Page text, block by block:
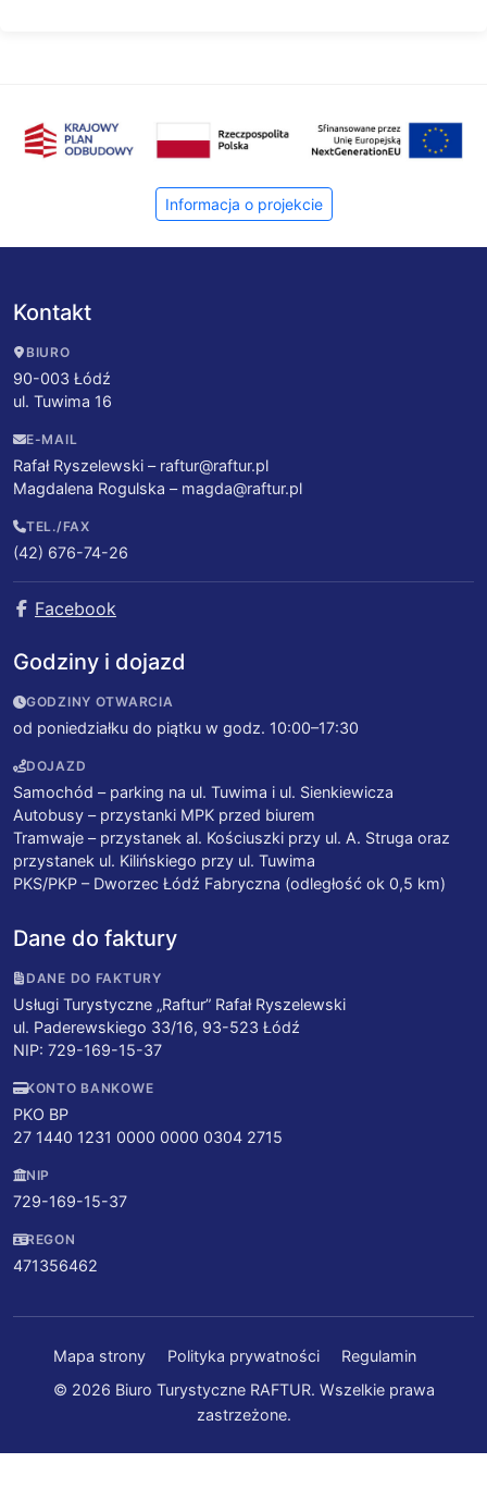
Informacja o projekcie
Kontakt
BIURO
90-003 Łódź
ul. Tuwima 16
E-MAIL
Rafał Ryszelewski – raftur@raftur.pl
Magdalena Rogulska – magda@raftur.pl
TEL./FAX
(42) 676-74-26
Facebook
Godziny i dojazd
GODZINY OTWARCIA
od poniedziałku do piątku w godz. 10:00–17:30
DOJAZD
Samochód – parking na ul. Tuwima i ul. Sienkiewicza
Autobusy – przystanki MPK przed biurem
Tramwaje – przystanek al. Kościuszki przy ul. A. Struga oraz
przystanek ul. Kilińskiego przy ul. Tuwima
PKS/PKP – Dworzec Łódź Fabryczna (odległość ok 0,5 km)
Dane do faktury
DANE DO FAKTURY
Usługi Turystyczne „Raftur” Rafał Ryszelewski
ul. Paderewskiego 33/16, 93-523 Łódź
NIP: 729-169-15-37
KONTO BANKOWE
PKO BP
27 1440 1231 0000 0000 0304 2715
NIP
729-169-15-37
REGON
471356462
Mapa strony Polityka prywatności
Regulamin
© 2026 Biuro Turystyczne RAFTUR. Wszelkie prawa
zastrzeżone.